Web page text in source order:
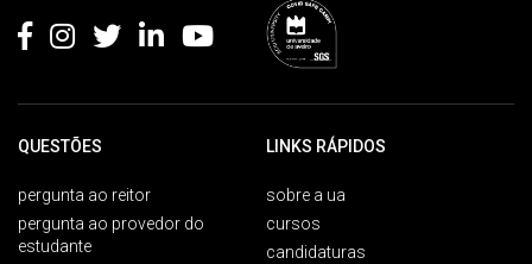
QUESTÕES
pergunta ao reitor
pergunta ao provedor do
estudante
LINKS RÁPIDOS
sobre a ua
cursos
candidaturas